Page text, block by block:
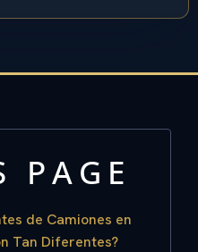
PAGE
de Camiones en
Tan Diferentes?